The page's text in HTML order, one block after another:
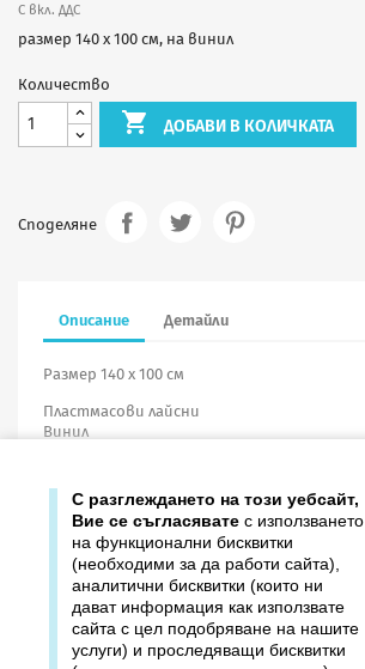
С вкл. ДДС
размер 140 х 100 см, на винил
Количество
 ДОБАВИ В КОЛИЧКАТА
Споделяне
Описание Детайли
Размер 140 х 100 см
Пластмасови лайсни
Винил
Продукти
Издателство ДОМИНО
С разглеждането на този уебсайт,
Вие се съгласявате с използването
на функционални бисквитки
(необходими за да работи сайта),
аналитични бисквитки (които ни
дават информация как използвате
сайта с цел подобряване на нашите
услуги) и проследяващи бисквитки